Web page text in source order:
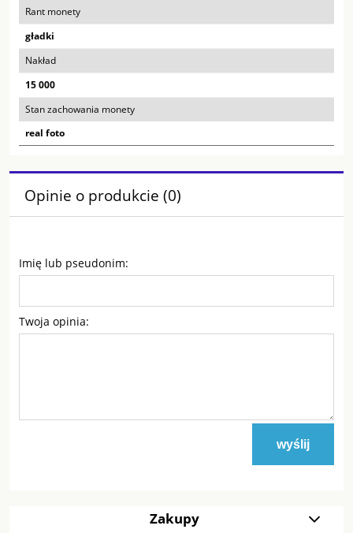
Rant monety
gładki
Nakład
15 000
Stan zachowania monety
real foto
Opinie o produkcie (0)
Imię lub pseudonim:
Twoja opinia:
wyślij
Zakupy